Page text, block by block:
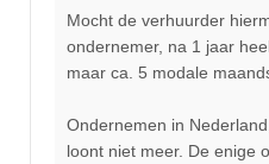
Mocht de verhuurder
ondernemer, na 1 jaar
maar ca. 5 modale
Ondernemen in
loont niet meer. De enige